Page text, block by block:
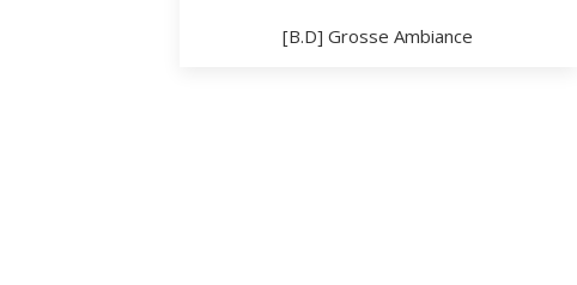
[B.D] Grosse Ambiance